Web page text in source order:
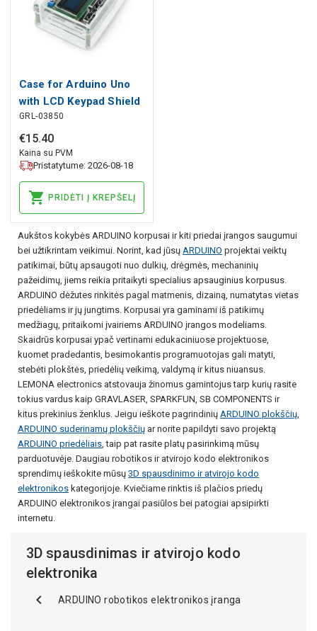
Case for Arduino Uno
with LCD Keypad Shield
v1.1 - transparent
GRL-03850
€15.40
Kaina su PVM
Pristatytume: 2026-08-18
PRIDĖTI Į KREPŠELĮ
Aukštos kokybės ARDUINO korpusai ir kiti priedai įrangos saugumui
bei užtikrintam veikimui. Norint, kad jūsų ARDUINO projektai veiktų
patikimai, būtų apsaugoti nuo dulkių, drėgmės, mechaninių
pažeidimų, jiems reikia pritaikyti specialius apsauginius korpusus.
ARDUINO dėžutes rinkitės pagal matmenis, dizainą, numatytas vietas
priedėliams ir jų jungtims. Korpusai yra gaminami iš patikimų
medžiagų, pritaikomi įvairiems ARDUINO įrangos modeliams.
Skaidrūs korpusai ypač vertinami edukaciniuose projektuose,
kuomet pradedantis, besimokantis programuotojas gali matyti,
stebėti plokštės, priedėlių veikimą, valdymą ir kitus niuansus.
LEMONA electronics atstovauja žinomus gamintojus tarp kurių rasite
tokius vardus kaip GRAVLASER, SPARKFUN, SB COMPONENTS ir
kitus prekinius ženklus. Jeigu ieškote pagrindinių ARDUINO plokščių
ARDUINO suderinamų plokščių ar norite papildyti savo projektą
ARDUINO priedėliais , taip pat rasite platų pasirinkimą mūsų
parduotuvėje. Daugiau robotikos ir atvirojo kodo elektronikos
sprendimų ieškokite mūsų 3D spausdinimo ir atvirojo kodo
elektronikos kategorijoje. Kviečiame rinktis iš plačios priedų
ARDUINO elektronikos įrangai pasiūlos bei patogiai apsipirkti
internetu.
3D spausdinimas ir atvirojo kodo
elektronika
ARDUINO robotikos elektronikos įranga